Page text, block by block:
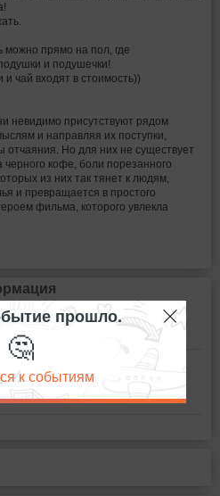
можно прямо на пол, где
и подушечки!
и чай входят в стоимость))
невидимо присутствуют рядом
и направляя их поступки,
отчаяния. Но для них не существует
черного кофе, боли порезанного
из них так тянет к людям,
и превращается в простого
фильма, которого увлекла
прошло.
🤔
к событиям